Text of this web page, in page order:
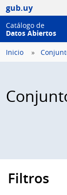
gub.uy
Catálogo de
Datos Abiertos
Inicio
Filtros